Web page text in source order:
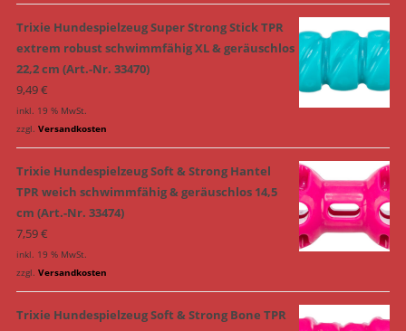
Trixie Hundespielzeug Super Strong Stick TPR
extrem robust schwimmfähig XL & geräuschlos
22,2 cm (Art.-Nr. 33470)
9,49€
inkl. 19 % MwSt.
zzgl. Versandkosten
Trixie Hundespielzeug Soft & Strong Hantel
TPR weich schwimmfähig & geräuschlos 14,5
cm (Art.-Nr. 33474)
7,59€
inkl. 19 % MwSt.
zzgl. Versandkosten
Trixie Hundespielzeug Soft & Strong Bone TPR